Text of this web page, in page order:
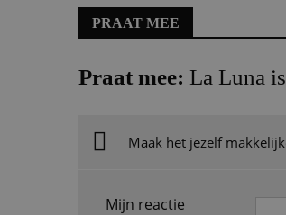
PRAAT MEE
Praat mee: La Luna
Maak het jezelf
Mijn reactie